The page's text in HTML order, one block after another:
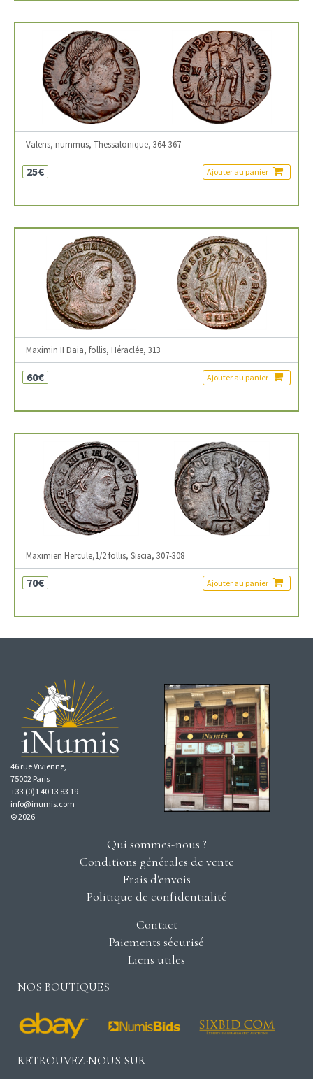
Valens, nummus, Thessalonique, 364-367
25€ Ajouter au panier
Maximin II Daia, follis, Héraclée, 313
60€ Ajouter au panier
Maximien Hercule,1/2 follis, Siscia, 307-308
70€ Ajouter au panier
46 rue Vivienne,
75002 Paris
+33 (0)1 40 13 83 19
info@inumis.com
© 2026
Qui sommes-nous ?
Conditions générales de vente
Frais d'envois
Politique de confidentialité
Contact
Paiements sécurisé
Liens utiles
NOS BOUTIQUES
RETROUVEZ-NOUS SUR